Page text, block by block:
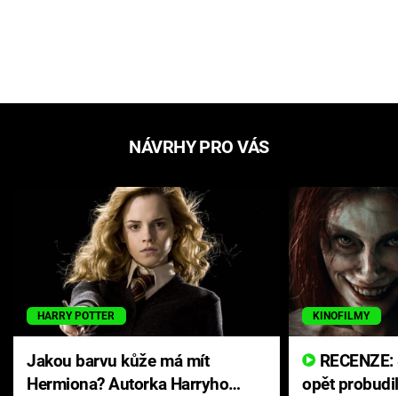
NÁVRHY PRO VÁS
HARRY POTTER
Jakou barvu kůže má mít
Hermiona? Autorka Harryho
KINOFILMY
opět